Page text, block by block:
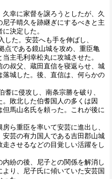
幸に家督を譲ろうとしたが、久
子晴久を跡継ぎにするべきと主
決定した。
た。安芸へも手を伸ばし、
点である鏡山城を攻め、重臣亀
主毛利幸松丸に攻城させた。
叔父、蔵田直信を寝返らせ、城
城した。後、直信は、何らかの
に侵攻し、南条宗勝を破り、
敗北した伯耆国人の多くは因
馬山名氏を頼った。これが後に
ら重臣を率いて安芸に進出し、
芸の有力国人である吉田郡山城
させるなどの目覚しい活躍をし
紛の後、尼子との関係を解消し
り、尼子氏に傾いていた安芸国